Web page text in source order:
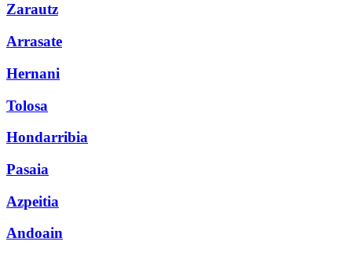
Zarautz
Arrasate
Hernani
Tolosa
Hondarribia
Pasaia
Azpeitia
Andoain